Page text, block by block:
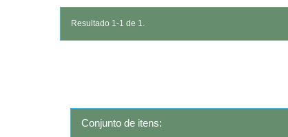
Resultado 1-1 de 1.
Conjunto de itens: